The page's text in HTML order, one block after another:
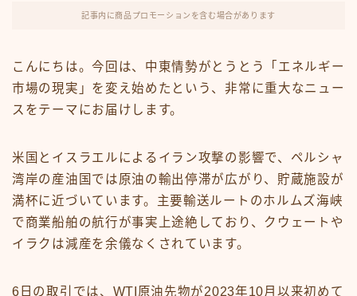
記事内に商品プロモーションを含む場合があります
こんにちは。今回は、中東情勢がとうとう「エネルギー
市場の現実」を変え始めたという、非常に重大なニュー
スをテーマにお届けします。
米国とイスラエルによるイラン攻撃の影響で、ペルシャ
湾岸の産油国では原油の輸出停滞が広がり、貯蔵施設が
満杯に近づいています。主要輸送ルートのホルムズ海峡
で商業船舶の航行が事実上途絶しており、クウェートや
イラクは減産を余儀なくされています。
6日の取引では、WTI原油先物が2023年10月以来初めて